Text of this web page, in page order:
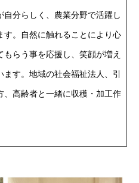
分らしく、農業分野で活躍し
。自然に触れることにより心
らう事を応援し、笑顔が増え
す。地域の社会福祉法人、引
、高齢者と一緒に収穫・加工作